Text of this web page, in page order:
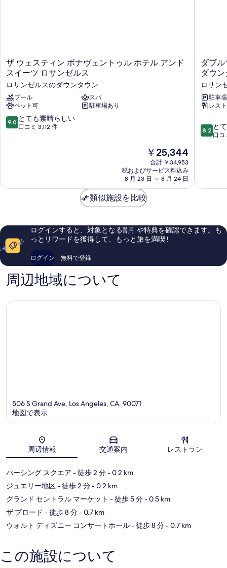
真
を
表
示
す
る
用
バ
ス
ル
ー
ム
て
真
を
表
示
す
る
ル
の
ザ
ウ
ス
テ
ィ
ン
ボ
ル
ア
ド
ス
ー
ツ
サ
ン
ウ
ザ ウェスティン ボナヴェントゥル ホテル アンド
スイーツ ロサンゼルス
ロサンゼルスのダウンタウン
プール
スパ
ペット可
駐車場あり
10
段
素
い、
口
コ
ミ
3,112
件
件
口
コ
9.0 とても素晴らしい
口コミ 3,112 件
現
在
の
料
金
は
￥25,344
￥25,344
合計 ￥34,953
税およびサービス料込み
8 月 23 日 ～ 8 月 24 日
ダ
ブ
ル
ツ
リ
ー
イ
ヒ
ル
ゼ
ル
ン
ダブ
ダウ
ロサン
駐車
レス
10
段
も
コ
ミ
ミ
8.2 と
口コ
類似施設を比較
ログインすると、対象となる割引や特典を確認できます。も
っとリワードを獲得して、もっと旅を満喫 !
ログイン 無料で登録
周辺地域について
地図
506 S Grand Ave, Los Angeles, CA, 90071
地図で表示
周辺情報 交通案内 レストラン
パーシング スクエア - 徒歩 2 分- 0.2 km
ジュエリー地区- 徒歩 2 分- 0.2 km
グランド セントラル マーケット - 徒歩 5 分- 0.5 km
ザ ブロード - 徒歩 8 分- 0.7 km
ウォルト ディズニー コンサートホール- 徒歩 8 分- 0.7 km
この施設について